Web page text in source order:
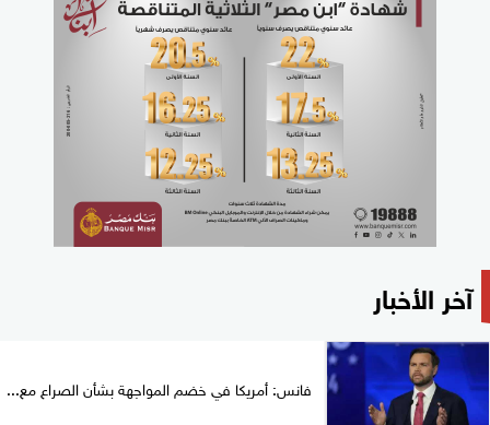
آخر الأخبار
فانس: أمريكا في خضم المواجهة بشأن الصراع مع...